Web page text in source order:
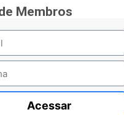
Membros
Acessar